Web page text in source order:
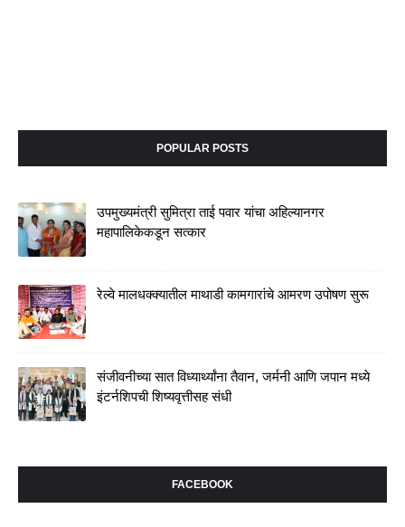
POPULAR POSTS
उपमुख्यमंत्री सुमित्रा ताई पवार यांचा अहिल्यानगर
महापालिकेकडून सत्कार
रेल्वे मालधक्क्यातील माथाडी कामगारांचे आमरण उपोषण सुरू
संजीवनीच्या सात विध्यार्थ्यांना तैवान, जर्मनी आणि जपान मध्ये
इंटर्नशिपची शिष्यवृत्तीसह संधी
FACEBOOK